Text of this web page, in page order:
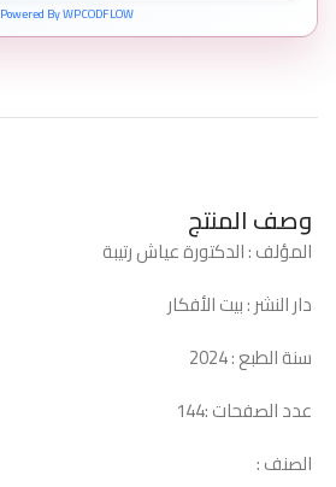
Powered By WPCODFLOW
وصف المنتج
المؤلف : الدكتورة عياش رتيبة
دار النشر : بيت الأفكار
سنة الطبع : 2024
عدد الصفحات :144
الصنف :